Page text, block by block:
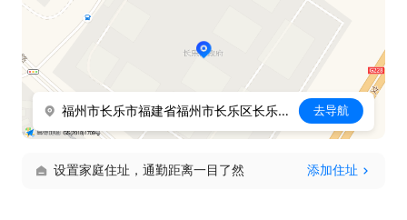
福州市长乐市福建省福州市长乐区长乐汽车站(凯歌路东 去导航
设置家庭住址，通勤距离一目了然 添加住址